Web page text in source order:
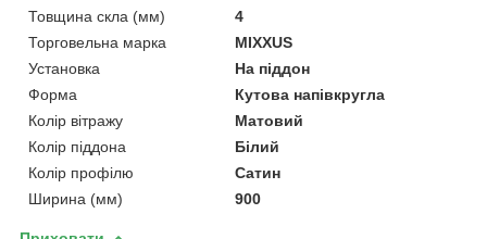
Товщина скла (мм)
4
Торговельна марка
MIXXUS
Установка
На піддон
Форма
Кутова напівкругла
Колір вітражу
Матовий
Колір піддона
Білий
Колір профілю
Сатин
Ширина (мм)
900